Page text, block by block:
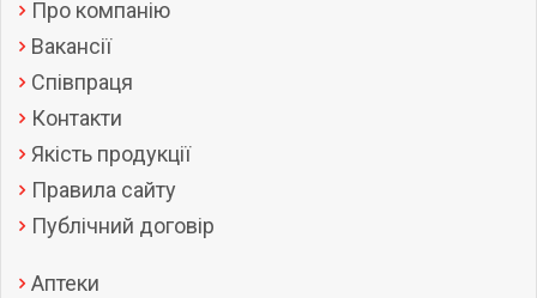
Про компанію
Вакансії
Співпраця
Контакти
Якість продукції
Правила сайту
Публічний договір
Аптеки